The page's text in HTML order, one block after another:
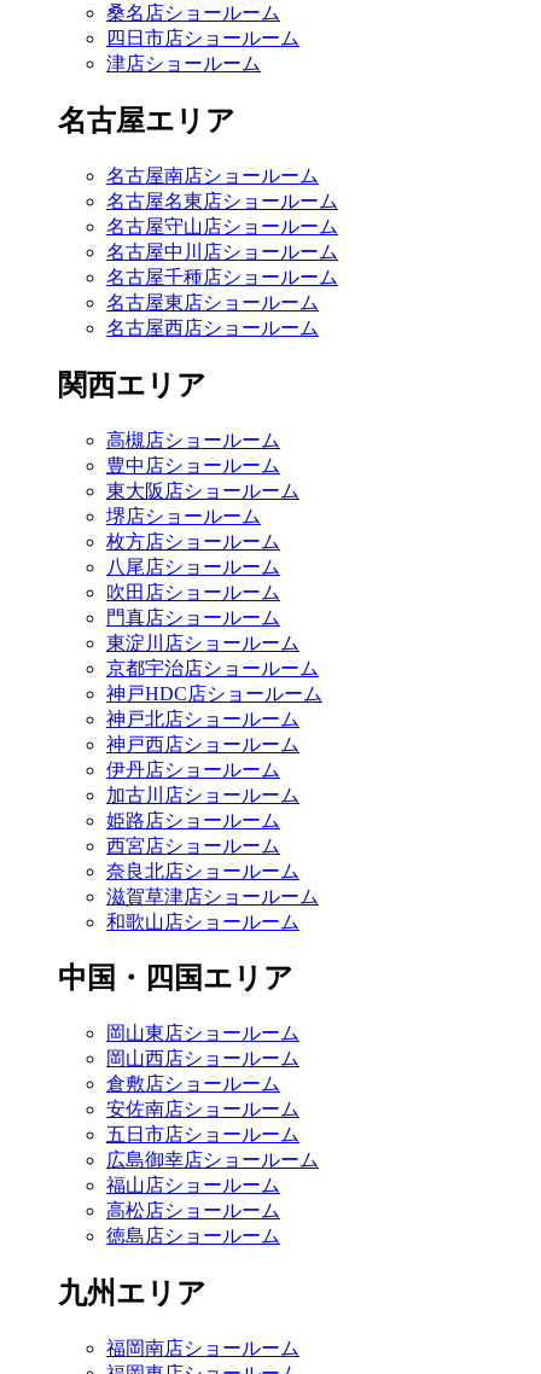
桑名店ショールーム
四日市店ショールーム
津店ショールーム
名古屋エリア
名古屋南店ショールーム
名古屋名東店ショールーム
名古屋守山店ショールーム
名古屋中川店ショールーム
名古屋千種店ショールーム
名古屋東店ショールーム
名古屋西店ショールーム
関西エリア
高槻店ショールーム
豊中店ショールーム
東大阪店ショールーム
堺店ショールーム
枚方店ショールーム
八尾店ショールーム
吹田店ショールーム
門真店ショールーム
東淀川店ショールーム
京都宇治店ショールーム
神戸HDC店ショールーム
神戸北店ショールーム
神戸西店ショールーム
伊丹店ショールーム
加古川店ショールーム
姫路店ショールーム
西宮店ショールーム
奈良北店ショールーム
滋賀草津店ショールーム
和歌山店ショールーム
中国・四国エリア
岡山東店ショールーム
岡山西店ショールーム
倉敷店ショールーム
安佐南店ショールーム
五日市店ショールーム
広島御幸店ショールーム
福山店ショールーム
高松店ショールーム
徳島店ショールーム
九州エリア
福岡南店ショールーム